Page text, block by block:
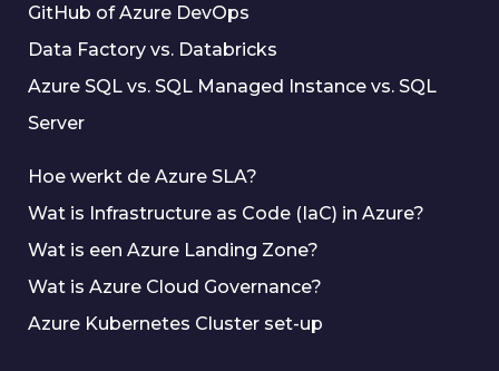
GitHub of Azure DevOps
Data Factory vs. Databricks
Azure SQL vs. SQL Managed Instance vs. SQL
Server
Hoe werkt de Azure SLA?
Wat is Infrastructure as Code (IaC) in Azure?
Wat is een Azure Landing Zone?
Wat is Azure Cloud Governance?
Azure Kubernetes Cluster set-up